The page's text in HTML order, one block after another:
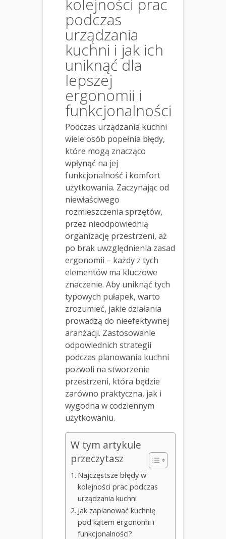
podczas
urządzania
kuchni i jak ich
uniknąć dla
lepszej
ergonomii i
funkcjonalności
Podczas urządzania kuchni
wiele osób popełnia błędy,
które mogą znacząco
wpłynąć na jej
funkcjonalność i komfort
użytkowania. Zaczynając od
niewłaściwego
rozmieszczenia sprzętów,
przez nieodpowiednią
organizację przestrzeni, aż
po brak uwzględnienia zasad
ergonomii – każdy z tych
elementów ma kluczowe
znaczenie. Aby uniknąć tych
typowych pułapek, warto
zrozumieć, jakie działania
prowadzą do nieefektywnej
aranżacji. Zastosowanie
odpowiednich strategii
podczas planowania kuchni
pozwoli na stworzenie
przestrzeni, która będzie
zarówno praktyczna, jak i
wygodna w codziennym
użytkowaniu.
W tym artykule
przeczytasz
Najczęstsze błędy w
kolejności prac podczas
urządzania kuchni
Jak zaplanować kuchnię
pod kątem ergonomii i
funkcjonalności?